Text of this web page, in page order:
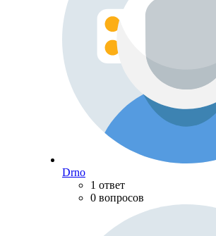
Drno
1 ответ
0 вопросов